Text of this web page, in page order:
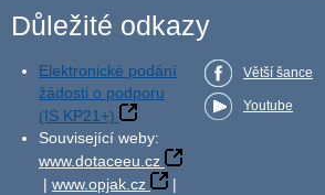
Důležité odkazy
Elektronické podání
žádosti o podporu
(IS KP21+)
Související weby:
www.dotaceeu.cz
| www.opjak.cz
|
Větší šance
Youtube